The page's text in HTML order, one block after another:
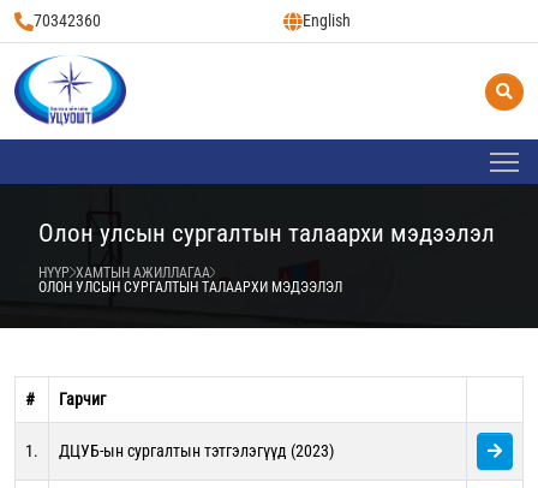
70342360 English
Олон улсын сургалтын талаархи мэдээлэл
НҮҮР ХАМТЫН АЖИЛЛАГАА
ОЛОН УЛСЫН СУРГАЛТЫН ТАЛААРХИ МЭДЭЭЛЭЛ
# Гарчиг
1. ДЦУБ-ын сургалтын тэтгэлэгүүд (2023)